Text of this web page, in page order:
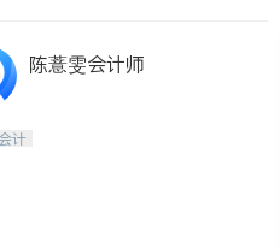
陈薏雯会计师
计